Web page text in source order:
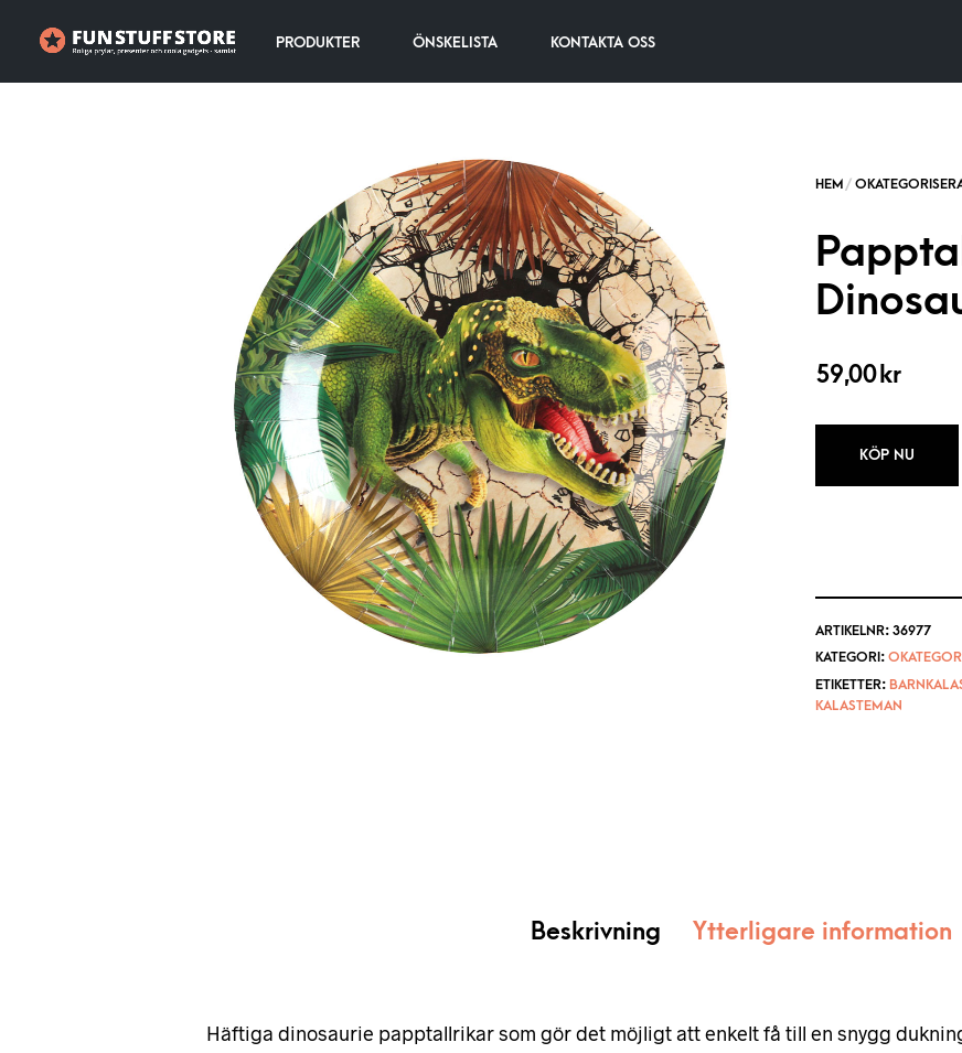
PRODUKTER ÖNSKELISTA KONTAKTA OSS
59,00 kr
KÖP NU
ARTIKELNR: 36977
KATEGORI:
ETIKETTER:
KALASTEMAN
Beskrivning Ytterligare information
Häftiga dinosaurie papptallrikar som gör det möjligt att enkelt få till en snygg